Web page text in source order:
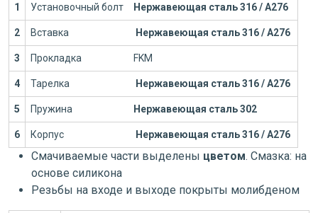
1 Установочный болт Нержавеющая сталь 316 / А276
2 Вставка Нержавеющая сталь 316 / А276
3 Прокладка FKM
4 Тарелка Нержавеющая сталь 316 / А276
5 Пружина Нержавеющая сталь 302
6 Корпус Нержавеющая сталь 316 / А276
Смачиваемые части выделены цветом. Смазка: на
основе силикона
Резьбы на входе и выходе покрыты молибденом